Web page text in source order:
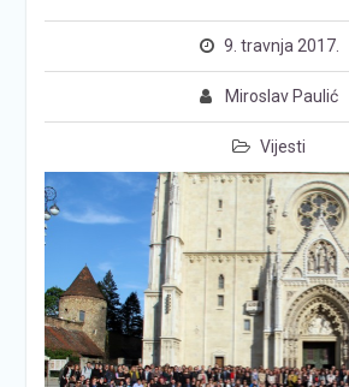
9. travnja 2017.
Miroslav Paulić
Vijesti